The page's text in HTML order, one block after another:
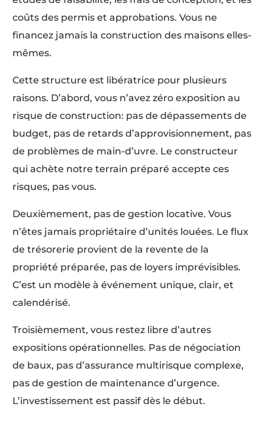
coûts des permis et approbations. Vous ne
financez jamais la construction des maisons elles-
mêmes.
Cette structure est libératrice pour plusieurs
raisons. D’abord, vous n’avez zéro exposition au
risque de construction: pas de dépassements de
budget, pas de retards d’approvisionnement, pas
de problèmes de main-d’uvre. Le constructeur
qui achète notre terrain préparé accepte ces
risques, pas vous.
Deuxièmement, pas de gestion locative. Vous
n’êtes jamais propriétaire d’unités louées. Le flux
de trésorerie provient de la revente de la
propriété préparée, pas de loyers imprévisibles.
C’est un modèle à événement unique, clair, et
calendérisé.
Troisièmement, vous restez libre d’autres
expositions opérationnelles. Pas de négociation
de baux, pas d’assurance multirisque complexe,
pas de gestion de maintenance d’urgence.
L’investissement est passif dès le début.